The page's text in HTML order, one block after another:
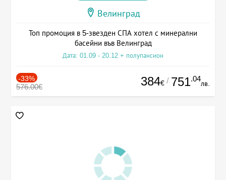
Велинград
Топ промоция в 5-звезден СПА хотел с минерални
басейни във Велинград
Дата: 01.09 - 20.12 + полупансион
-33%
576.00€ 384€ / 751.04
лв.